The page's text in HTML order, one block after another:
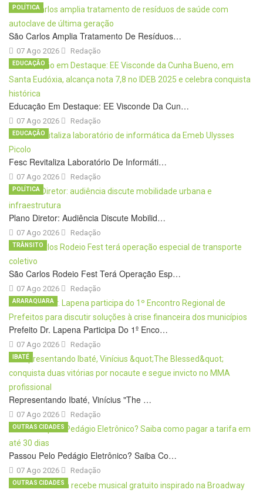
São Carlos Amplia Tratamento De Resíduos…
07 Ago 2026
POLÍTICA
Redação
Educação Em Destaque: EE Visconde Da Cun…
07 Ago 2026
EDUCAÇÃO
Redação
Fesc Revitaliza Laboratório De Informáti…
07 Ago 2026
EDUCAÇÃO
Redação
Plano Diretor: Audiência Discute Mobilid…
07 Ago 2026
POLÍTICA
Redação
São Carlos Rodeio Fest Terá Operação Esp…
07 Ago 2026
TRÂNSITO
Redação
Prefeito Dr. Lapena Participa Do 1º Enco…
07 Ago 2026
ARARAQUARA
Redação
Representando Ibaté, Vinícius "The …
07 Ago 2026
IBATÉ
Redação
Passou Pelo Pedágio Eletrônico? Saiba Co…
07 Ago 2026
OUTRAS CIDADES
Redação
OUTRAS CIDADES